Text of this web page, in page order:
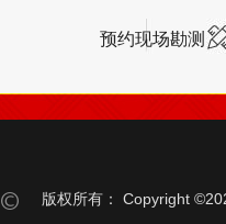
预约现场勘测
版权所有： Copyright